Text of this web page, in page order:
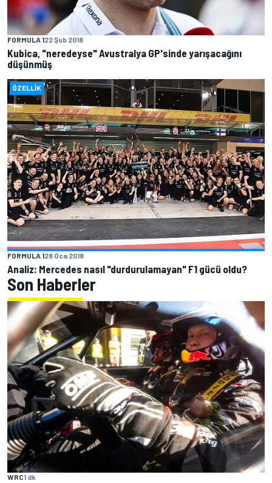
FORMULA 122 Şub 2018
Kubica, "neredeyse" Avustralya GP'sinde yarışacağını
düşünmüş
ÖZELLIK
FORMULA 128 Oca 2018
Analiz: Mercedes nasıl "durdurulamayan" F1 gücü oldu?
Son Haberler
WRC1 dk